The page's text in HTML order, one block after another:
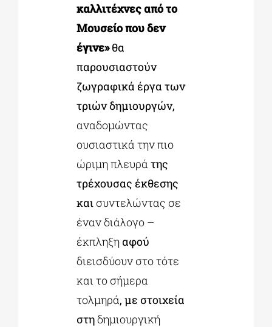
καλλιτέχνες από το
Μουσείο που δεν
έγινε»θα
παρουσιαστούν
ζωγραφικά έργα των
τριών δημιουργών,
αναδομώντας
ουσιαστικά την πιο
ώριμη πλευρά της
τρέχουσας έκθεσης
και συντελώντας σε
έναν διάλογο –
έκπληξη αφού
διεισδύουν στο τότε
και το σήμερα
τολμηρά, με στοιχεία
στηδημιουργική